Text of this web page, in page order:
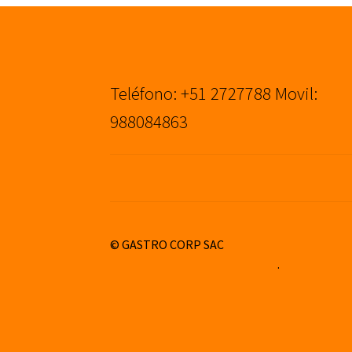
Teléfono: +51 2727788 Movil:
988084863
© GASTRO CORP SAC
Construido con WooCommerce.